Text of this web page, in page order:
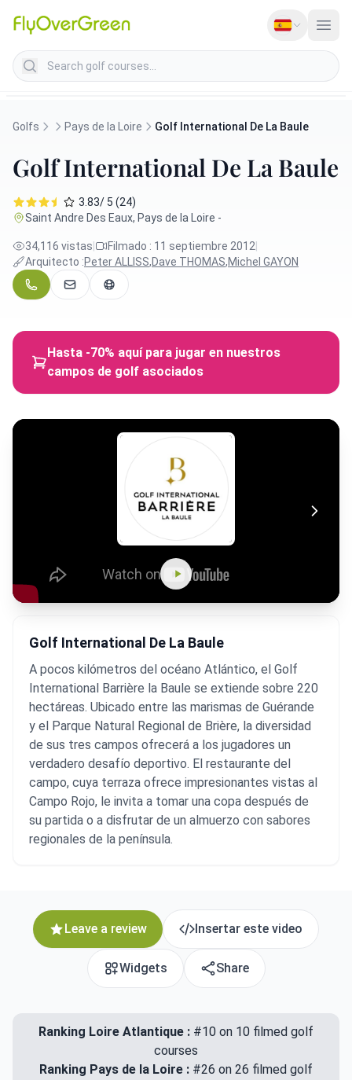
Search golf courses
Golfs Pays de la Loire Golf International De La Baule
Golf International De La Baule
3.83/ 5 (24)
Saint Andre Des Eaux, Pays de la Loire -
34,116 vistas Filmado : 11 septiembre 2012
Arquitecto :Peter ALLISS,Dave THOMAS,Michel GAYON
Hasta -70% aquí para jugar en nuestros
campos de golf asociados
Golf International De La Baule
A pocos kilómetros del océano Atlántico, el Golf
International Barrière la Baule se extiende sobre 220
hectáreas. Ubicado entre las marismas de Guérande
y el Parque Natural Regional de Brière, la diversidad
de sus tres campos ofrecerá a los jugadores un
verdadero desafío deportivo. El restaurante del
campo, cuya terraza ofrece impresionantes vistas al
Campo Rojo, le invita a tomar una copa después de
su partida o a disfrutar de un almuerzo con sabores
regionales de la península.
Leave a review Insertar este video
Widgets Share
Ranking Loire Atlantique : #10 on 10 filmed golf
courses
Ranking Pays de la Loire : #26 on 26 filmed golf